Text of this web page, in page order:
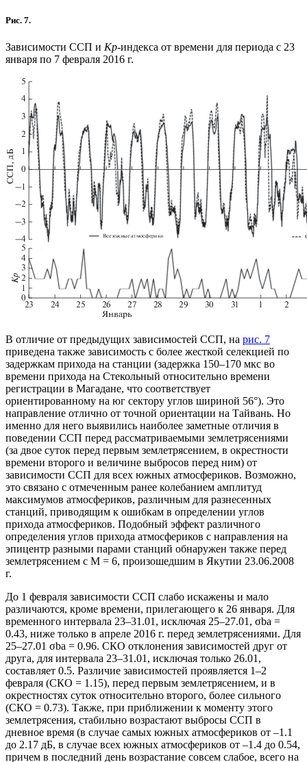
Рис. 7.
Зависимости ССП и Kp-индекса от времени для периода с 23
января по 7 февраля 2016 г.
В отличие от предыдущих зависимостей ССП, на рис. 7
приведена также зависимость с более жесткой селекцией по
задержкам прихода на станции (задержка 150–170 мкс во
времени прихода на Стекольный относительно времени
регистрации в Магадане, что соответствует
ориентированному на юг сектору углов шириной 56°). Это
направление отлично от точной ориентации на Тайвань. Но
именно для него выявились наиболее заметные отличия в
поведении ССП перед рассматриваемыми землетрясениями
(за двое суток перед первым землетрясением, в окрестности
времени второго и величине выбросов перед ним) от
зависимости ССП для всех южных атмосфериков. Возможно,
это связано с отмеченным ранее колебанием амплитуд
максимумов атмосфериков, различным для разнесенных
станций, приводящим к ошибкам в определении углов
прихода атмосфериков. Подобный эффект различного
определения углов прихода атмосфериков с направления на
эпицентр разными парами станций обнаружен также перед
землетрясением с М = 6, произошедшим в Якутии 23.06.2008
г.
До 1 февраля зависимости ССП слабо искажены и мало
различаются, кроме времени, прилегающего к 26 января. Для
временного интервала 23–31.01, исключая 25–27.01, σba =
0.43, ниже только в апреле 2016 г. перед землетрясениями. Для
25–27.01 σba = 0.96. СКО отклонения зависимостей друг от
друга, для интервала 23–31.01, исключая только 26.01,
составляет 0.5. Различие зависимостей проявляется 1–2
февраля (СКО = 1.15), перед первым землетрясением, и в
окрестностях суток относительно второго, более сильного
(СКО = 0.73). Также, при приближении к моменту этого
землетрясения, стабильно возрастают выбросы ССП в
дневное время (в случае самых южных атмосфериков от –1.1
до 2.17 дБ, в случае всех южных атмосфериков от –1.4 до 0.54,
причем в последний день возрастание совсем слабое, всего на